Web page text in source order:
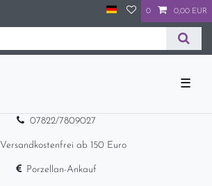
0 0,00 EUR
☰
07822/7809027
Versandkostenfrei ab 150 Euro
Porzellan-Ankauf